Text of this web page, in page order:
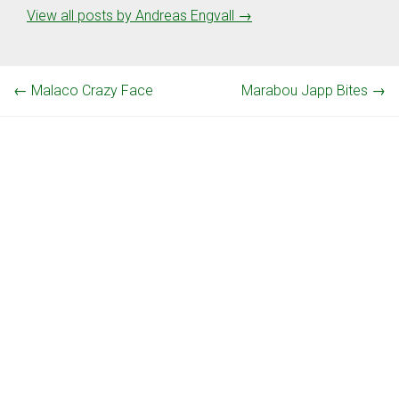
View all posts by Andreas Engvall
→
← Malaco Crazy Face Marabou Japp Bites →